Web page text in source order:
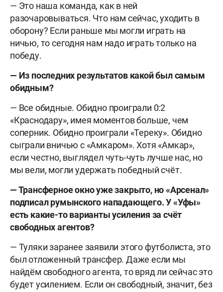
— Это наша команда, как в ней
разочаровываться. Что нам сейчас, уходить в
оборону? Если раньше мы могли играть на
ничью, то сегодня нам надо играть только на
победу.
— Из последних результатов какой был самым
обидным?
— Все обидные. Обидно проиграли 0:2
«Краснодару», имея моментов больше, чем
соперник. Обидно проиграли «Тереку». Обидно
сыграли вничью с «Амкаром». Хотя «Амкар»,
если честно, выглядел чуть-чуть лучше нас, но
мы вели, могли удержать победный счёт.
— Трансферное окно уже закрыто, но «Арсенал»
подписал румынского нападающего. У «Уфы»
есть какие-то варианты усиления за счёт
свободных агентов?
— Туляки заранее заявили этого футболиста, это
был отложенный трансфер. Даже если мы
найдём свободного агента, то вряд ли сейчас это
будет усилением. Если он свободный, значит, без